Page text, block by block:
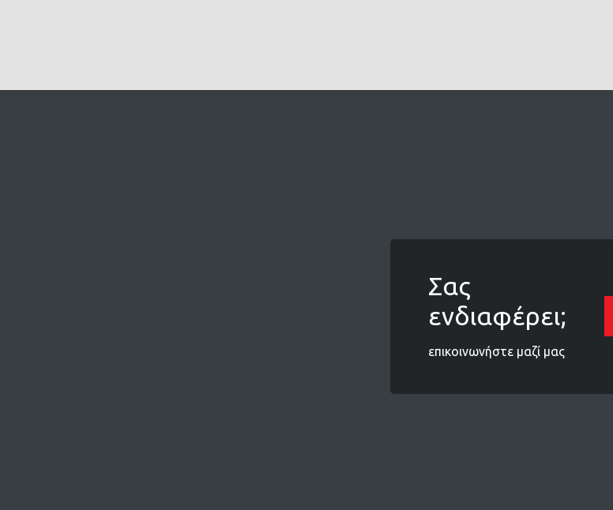
Σας
ενδιαφέρει;
επικοινωνήστε μαζί μας